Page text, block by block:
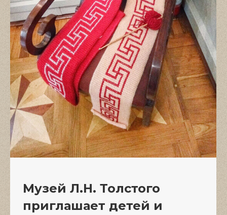
Музей Л.Н. Толстого
приглашает детей и